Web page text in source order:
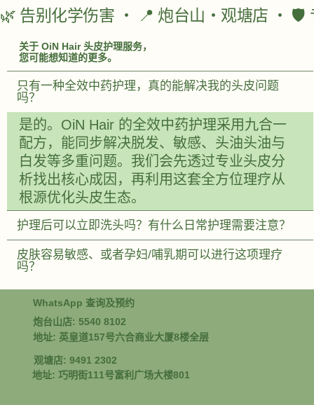
🌿 告别化学伤害 ‧ 📍 炮台山・观塘店 ‧ 🛡️
关于 OiN Hair 头皮护理服务，
您可能想知道的更多。
只有一种全效中药护理，真的能解决我的头皮问题
吗？
是的。OiN Hair 的全效中药护理采用九合一
配方，能同步解决脱发、敏感、头油头油与
白发等多重问题。我们会先透过专业头皮分
析找出核心成因，再利用这套全方位理疗从
根源优化头皮生态。
护理后可以立即洗头吗？有什么日常护理需要注意？
皮肤容易敏感、或者孕妇/哺乳期可以进行这项理疗
吗？
WhatsApp 查询及预约
炮台山店: 5540 8102
地址: 英皇道157号六合商业大厦8楼全层
观塘店: 9491 2302
地址: 巧明街111号富利广场大楼801